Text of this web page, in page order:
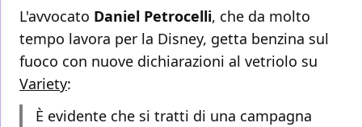
L'avvocato Daniel Petrocelli, che da molto
tempo lavora per la Disney, getta benzina sul
fuoco con nuove dichiarazioni al vetriolo su
Variety:
È evidente che si tratti di una campagna